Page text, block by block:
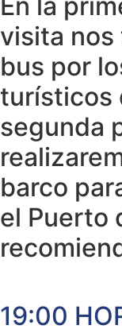
En la
visita nos
bus por
turísticos
segunda
barco
el Puerto
19:00